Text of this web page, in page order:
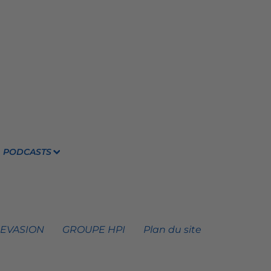
PODCASTS
GROUPE HPI Plan du site